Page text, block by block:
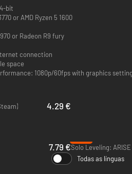
bit
or AMD Ryzen 5 1600
or Radeon R9 fury
connection
space
4.29 €
7.79 €
Todas as línguas